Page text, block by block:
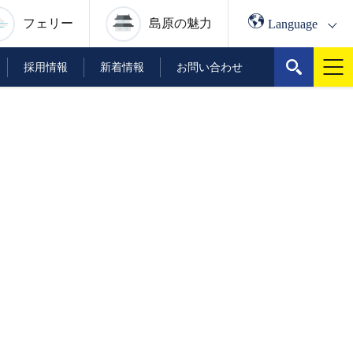
フェリー 島原の魅力 Language
採用情報 新着情報 お問い合わせ